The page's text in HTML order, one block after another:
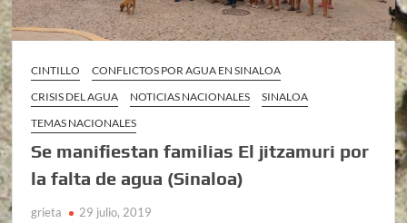
CINTILLO
CONFLICTOS POR AGUA EN SINALOA
CRISIS DEL AGUA
NOTICIAS NACIONALES
SINALOA
TEMAS NACIONALES
Se manifiestan familias El jitzamuri por
la falta de agua (Sinaloa)
grieta 29 julio, 2019